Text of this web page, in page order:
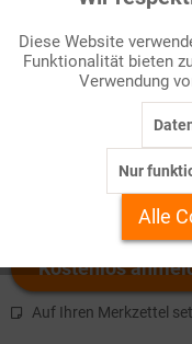
Infografik Nr. 625112
Welchen
s/w-
Kostenlos
Auf Ihren Merkzettel
Marketing
Personalisierung
Service
Diese Website
Funktionalität bieten
Verwendung
Nur
Alle